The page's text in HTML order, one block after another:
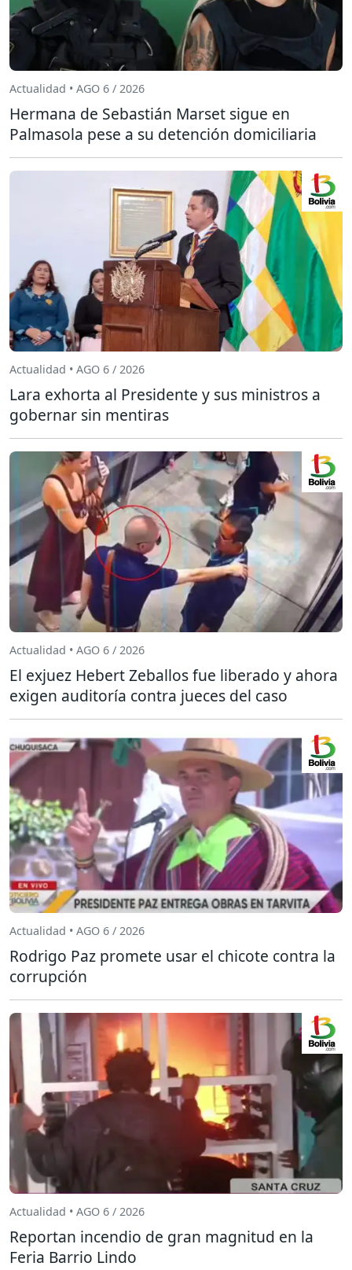
Actualidad • AGO 6 / 2026
Hermana de Sebastián Marset sigue en
Palmasola pese a su detención domiciliaria
Actualidad • AGO 6 / 2026
Lara exhorta al Presidente y sus ministros a
gobernar sin mentiras
Actualidad • AGO 6 / 2026
El exjuez Hebert Zeballos fue liberado y ahora
exigen auditoría contra jueces del caso
Actualidad • AGO 6 / 2026
Rodrigo Paz promete usar el chicote contra la
corrupción
Actualidad • AGO 6 / 2026
Reportan incendio de gran magnitud en la
Feria Barrio Lindo